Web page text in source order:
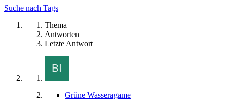
Suche nach Tags
Thema
Antworten
Letzte Antwort
Grüne Wasseragame